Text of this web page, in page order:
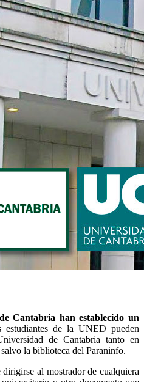
Cantabria han establecido un
de la UNED pueden
de Cantabria tanto en
la biblioteca del Paraninfo.
al mostrador de cualquiera